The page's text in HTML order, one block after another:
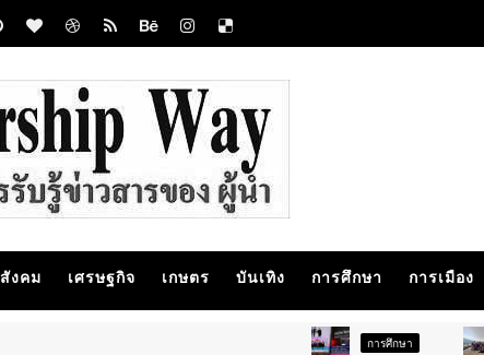
สังคม เศรษฐกิจ เกษตร บันเทิง การศึกษา การเมือง
การศึกษา